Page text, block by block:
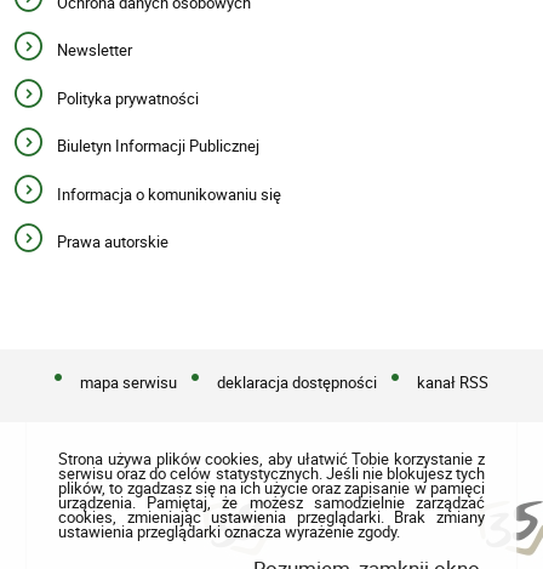
Newsletter
Polityka prywatności
Biuletyn Informacji Publicznej
Informacja o komunikowaniu się
Prawa autorskie
mapa serwisu deklaracja dostępności kanał RSS
Strona używa plików cookies, aby ułatwić Tobie korzystanie z
serwisu oraz do celów statystycznych. Jeśli nie blokujesz tych
plików, to zgadzasz się na ich użycie oraz zapisanie w pamięci
urządzenia. Pamiętaj, że możesz samodzielnie zarządzać
cookies, zmieniając ustawienia przeglądarki. Brak zmiany
ustawienia przeglądarki oznacza wyrażenie zgody.